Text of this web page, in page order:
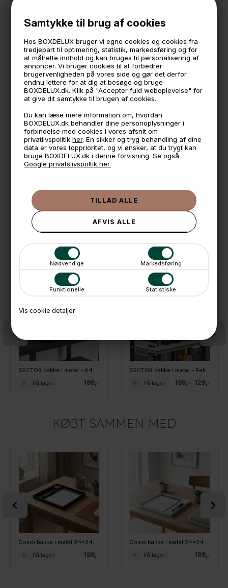
Samtykke til brug af cookies
Hos BOXDELUX bruger vi egne cookies og cookies fra
tredjepart til optimering, statistik, markedsføring og for
at målrette indhold og kan bruges til personalisering af
annoncer. Vi bruger cookies til at forbedrer
brugervenligheden på vores side og gør det derfor
endnu lettere for at dig at besøge og bruge
BOXDELUX.dk. Klik på "Accepter fuld weboplevelse" for
at give dit samtykke til brugen af cookies.
Du kan læse mere information om, hvordan
BOXDELUX.dk behandler dine personoplysninger i
forbindelse med cookies i vores afsnit om
privatlivspolitikher. En sikker og tryg behandling af dine
data er vores topprioritet, og vi ønsker, at du trygt kan
bruge BOXDELUX.dk i denne forvisning. Se også
Google privatslivspoltik her.
Nødvendige Markedsføring
Funktionelle Statistiske
Vis cookie detaljer
Måler:
4 cm. høj på den korte side
2,5 cm. høj på den lange side
Sector er vores eget brand, designet og produceret i
Danmark.
🧺 Kan du lægge varen i kurven, er den på lager
🌟 4,9 med over 1200 anmeldelser ★★★★★
📦 Fragtfri v. køb over 999,- ellers fra 49,- med GLS
📱 Kundeservice 50446800 (9-12)
Kundeservicemail@boxdelux.dk(24/7)
ANDRE IDÉER
SECTOR bakke i metal - A4 - Sort
199,-
På lager
SECTOR bakke i metal - Rektangulær - Hvid
199,- 129,-
På lager
KØBT SAMMEN MED
Como bakke i metal 24x24 cm. - Sort
189,-
På lager
Como bakke i metal 24x24 cm. - Hvid
189,-
På lager